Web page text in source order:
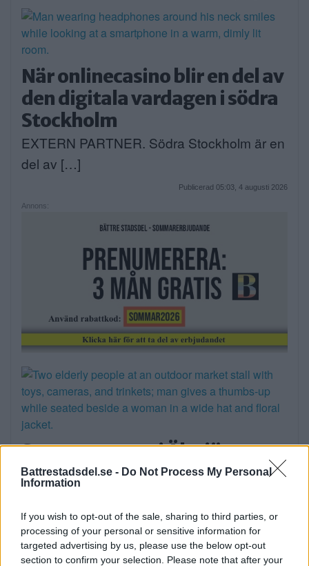
Battrestadsdel.se - Do Not Process My Personal
Information
If you wish to opt-out of the sale, sharing to third parties, or
processing of your personal or sensitive information for
targeted advertising by us, please use the below opt-out
section to confirm your selection. Please note that after your
När onlinecasino blir en del av
den digitala vardagen i södra
Stockholm
EXTERN PARTNER. Södra Stockholm är en
del av […]
Publicerad 05:03, 4 augusti 2026
Annons:
Sommartorget i Älvsjö
öppnar: Familjärt
aktiviteterna på Älvsjö torg. Artisten […]